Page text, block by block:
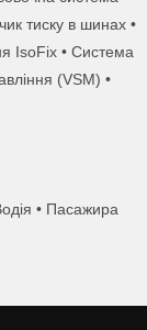
тиску в шинах •
IsoFix • Система
(VSM) •
• Пасажира